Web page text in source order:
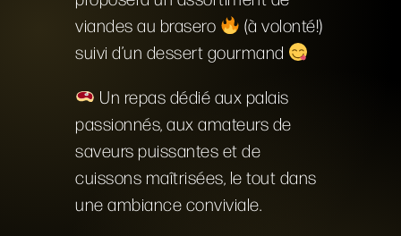
viandes au brasero
​ (à volonté!)
suivi d’un dessert gourmand
​ Un repas dédié aux palais
passionnés, aux amateurs de
saveurs puissantes et de
cuissons maîtrisées, le tout dans
une ambiance conviviale.